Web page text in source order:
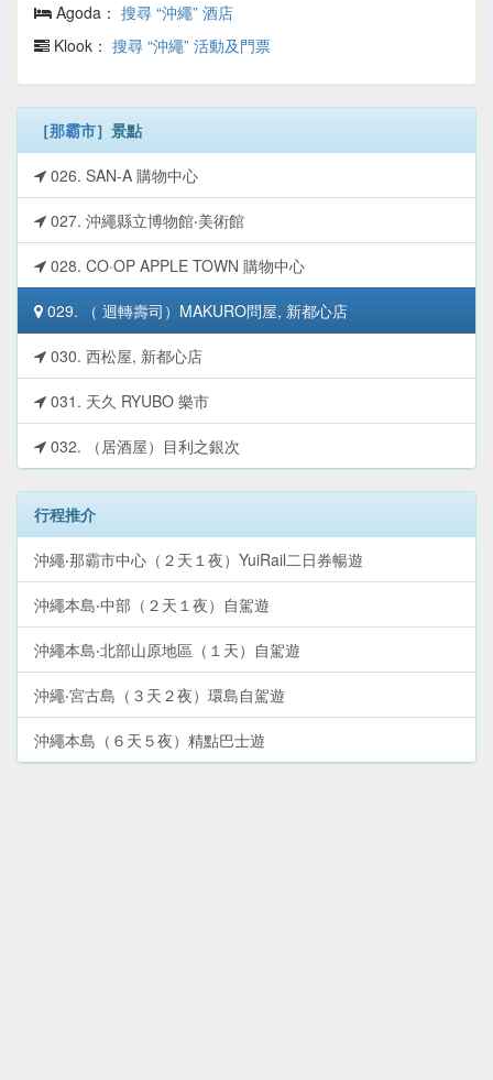
Agoda： 搜尋 “沖繩” 酒店
Klook： 搜尋 “沖繩” 活動及門票
［那霸市］景點
026. SAN-A 購物中心
027. 沖繩縣立博物館‧美術館
028. CO·OP APPLE TOWN 購物中心
029. （ 迴轉壽司）MAKURO問屋, 新都心店
030. 西松屋, 新都心店
031. 天久 RYUBO 樂市
032. （居酒屋）目利之銀次
行程推介
沖繩‧那霸市中心（２天１夜）YuiRail二日券暢遊
沖繩本島‧中部（２天１夜）自駕遊
沖繩本島‧北部山原地區（１天）自駕遊
沖繩‧宮古島（３天２夜）環島自駕遊
沖繩本島（６天５夜）精點巴士遊